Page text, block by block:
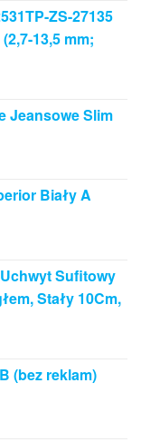
ZS-27135
13,5 mm;
Jeansowe Slim
Biały A
Uchwyt Sufitowy
Stały 10Cm,
(bez reklam)